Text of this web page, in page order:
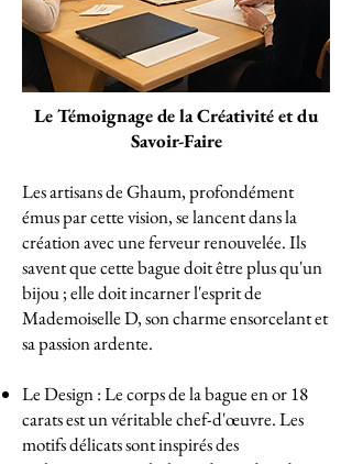
Le Témoignage de la Créativité et du
Savoir-Faire
Les artisans de Ghaum, profondément
émus par cette vision, se lancent dans la
création avec une ferveur renouvelée. Ils
savent que cette bague doit être plus qu'un
bijou ; elle doit incarner l'esprit de
Mademoiselle D, son charme ensorcelant et
sa passion ardente.
Le Design : Le corps de la bague en or 18
carats est un véritable chef-d'œuvre. Les
motifs délicats sont inspirés des